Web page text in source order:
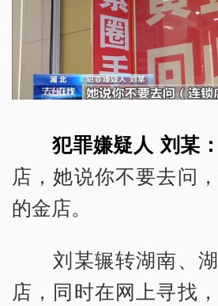
犯罪嫌疑人 刘某：
店，她说你不要去问
的金店。
刘某辗转湖南、湖
店，同时在网上寻找